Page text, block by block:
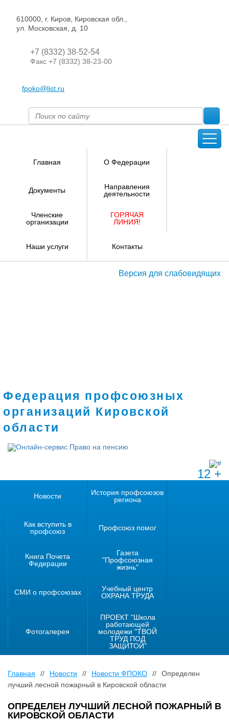
610000, г. Киров, Кировская обл.,
ул. Московская, д. 10
+7 (8332) 38-52-54
Факс +7 (8332) 38-23-00
fpoko@list.ru
Главная О Федерации
Документы
Направления
деятельности
Членские
организации
ГОРЯЧАЯ
ЛИНИЯ!
Наши услуги Контакты
Версия для слабовидящих
Федерация профсоюзных
организаций Кировской
области
12 +
Новости
История профсоюзов
региона
Как вступить в
профсоюз
Профсоюз помог
Книга Почета
Федерации
Газета
"Профсоюзная
жизнь"
СМИ о профсоюзах
Учебный центр
ОХРАНА ТРУДА
Фотогалерея
ПРОЕКТ "Школа
работающей
молодежи "ТВОЙ
ТРУД ПОД
ЗАЩИТОЙ"
Главная // Новости // Новости ФПОКО //
Определен
лучший лесной пожарный в Кировской области
ОПРЕДЕЛЕН ЛУЧШИЙ ЛЕСНОЙ ПОЖАРНЫЙ В
КИРОВСКОЙ ОБЛАСТИ